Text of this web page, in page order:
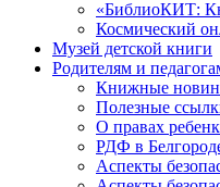
«БиблиоКИТ:
Космический
Музей детской книги
Родителям и
Книжные
Полезные
О правах
РДФ в
Аспекты